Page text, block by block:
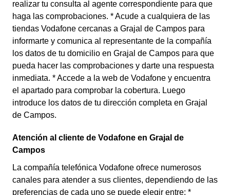
realizar tu consulta al agente correspondiente para que
haga las comprobaciones. * Acude a cualquiera de las
tiendas Vodafone cercanas a Grajal de Campos para
informarte y comunica al representante de la compañía
los datos de tu domicilio en Grajal de Campos para que
pueda hacer las comprobaciones y darte una respuesta
inmediata. * Accede a la web de Vodafone y encuentra
el apartado para comprobar la cobertura. Luego
introduce los datos de tu dirección completa en Grajal
de Campos.
Atención al cliente de Vodafone en Grajal de
Campos
La compañía telefónica Vodafone ofrece numerosos
canales para atender a sus clientes, dependiendo de las
preferencias de cada uno se puede elegir entre: *